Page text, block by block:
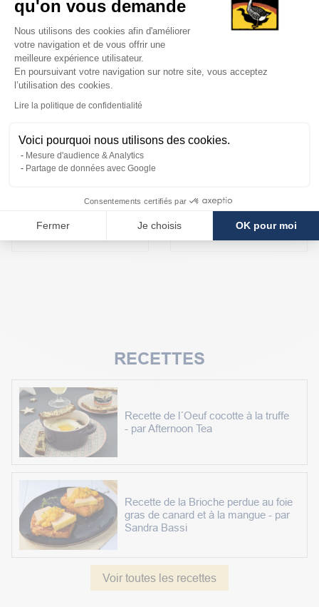
qu'on vous demande
Plateforme de Gestion du
Nous utilisons des cookies afin d'améliorer
votre navigation et de vous offrir une
meilleure expérience utilisateur.
En poursuivant votre navigation sur notre site, vous acceptez
l’utilisation des cookies.
Lire la politique de confidentialité
Voici pourquoi nous utilisons des cookies.
Mesure d'audience & Analytics
Partage de données avec Google
Consentements certifiés par
Fermer Je choisis OK pour moi
Axeptio consent
NOS PRODUITS CONSEILLÉS
Top vente 5.0 |3
Foie Gras de Canard
FOIE GRAS DE
PÉRIGORD MI-CUIT
18,77€
(ARÔME TRUFFE
NOIRE)
6,54
RECETTES
Recette de l´Oeuf cocotte à la truffe
- par Afternoon Tea
Recette de la Brioche perdue au foie
gras de canard et à la mangue - par
Sandra Bassi
Voir toutes les recettes